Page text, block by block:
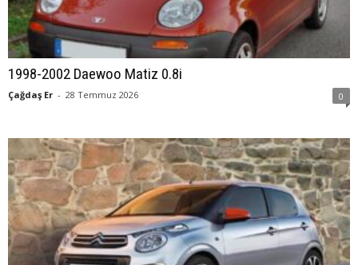
1998-2002 Daewoo Matiz 0.8i
Çağdaş Er - 28 Temmuz 2026 0